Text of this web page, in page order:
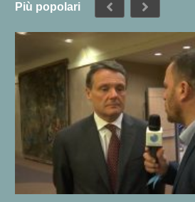
Più popolari